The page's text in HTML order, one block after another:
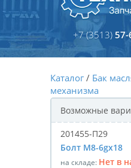
+7 (3513) 57-
Каталог / Бак
механизма
Возможные
201455-П29
Болт М8-6gх18
Нет в